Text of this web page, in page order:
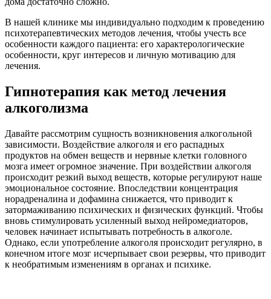
В нашей клинике мы индивидуально подходим к проведению
психотерапевтических методов лечения, чтобы учесть все
особенности каждого пациента: его характерологические
особенности, круг интересов и личную мотивацию для
лечения.
Гипнотерапия как метод лечения
алкоголизма
Давайте рассмотрим сущность возникновения алкогольной
зависимости. Воздействие алкоголя и его распадных
продуктов на обмен веществ и нервные клетки головного
мозга имеет огромное значение. При воздействии алкоголя
происходит резкий выход веществ, которые регулируют наше
эмоциональное состояние. Впоследствии концентрация
норадреналина и дофамина снижается, что приводит к
затормаживанию психических и физических функций. Чтобы
вновь стимулировать усиленный выход нейромедиаторов,
человек начинает испытывать потребность в алкоголе.
Однако, если употребление алкоголя происходит регулярно, в
конечном итоге мозг исчерпывает свои резервы, что приводит
к необратимым изменениям в органах и психике.